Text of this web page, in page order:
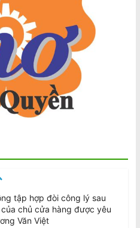
tập hợp đòi công lý sau
chủ cửa hàng được yêu
Văn Việt
2026